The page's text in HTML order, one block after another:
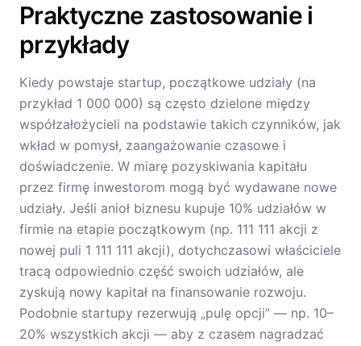
Praktyczne zastosowanie i
przykłady
Kiedy powstaje startup, początkowe udziały (na
przykład 1 000 000) są często dzielone między
współzałożycieli na podstawie takich czynników, jak
wkład w pomysł, zaangażowanie czasowe i
doświadczenie. W miarę pozyskiwania kapitału
przez firmę inwestorom mogą być wydawane nowe
udziały. Jeśli anioł biznesu kupuje 10% udziałów w
firmie na etapie początkowym (np. 111 111 akcji z
nowej puli 1 111 111 akcji), dotychczasowi właściciele
tracą odpowiednio część swoich udziałów, ale
zyskują nowy kapitał na finansowanie rozwoju.
Podobnie startupy rezerwują „pulę opcji” — np. 10–
20% wszystkich akcji — aby z czasem nagradzać